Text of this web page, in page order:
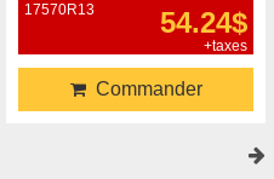
17570R13
54.24$
+taxes
Commander